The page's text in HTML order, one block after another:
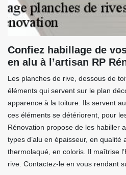
Confiez habillage de
en alu à l’artisan RP
Les planches de rive, dessous de
éléments qui servent sur le plan
apparence à la toiture. Ils servent
ces éléments se détériorent, pour
Rénovation propose de les habiller
types d’alu en épaisseur, en qualité
thermolaqué, en coloris. Il maîtrise
rive. Contactez-le en vous rendant